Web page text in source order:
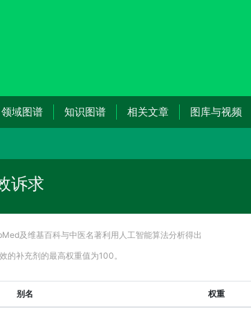
领域图谱 知识图谱 相关文章 图库与视频
诉求
及维基百科与中医名著利用人工智能算法分析得出
的补充剂的最高权重值为100。
别名 权重